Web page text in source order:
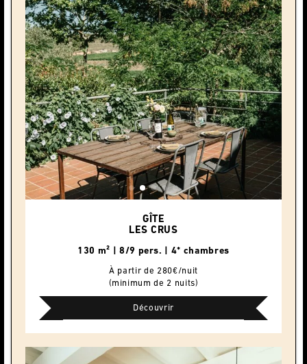
GÎTE
LES CRUS
130 m² | 8/9 pers. | 4* chambres
À partir de 280€/nuit
(minimum de 2 nuits)
Découvrir